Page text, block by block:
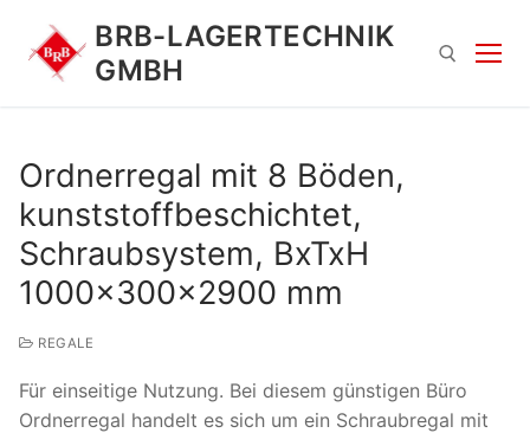
Inhalt
springen
BRB-LAGERTECHNIK
GMBH
nach:
Ordnerregal mit 8 Böden,
kunststoffbeschichtet,
Schraubsystem, BxTxH
1000x300x2900 mm
REGALE
Für einseitige Nutzung. Bei diesem günstigen Büro
Ordnerregal handelt es sich um ein Schraubregal mit